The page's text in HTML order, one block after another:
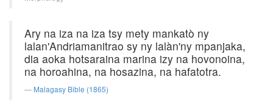
Ary na iza na iza tsy mety mankatò ny
lalan'Andriamanitrao sy ny lalàn'ny mpanjaka,
dia aoka hotsaraina marina izy na hovonoina,
na horoahina, na hosazina, na hafatotra.
Malagasy Bible (1865)